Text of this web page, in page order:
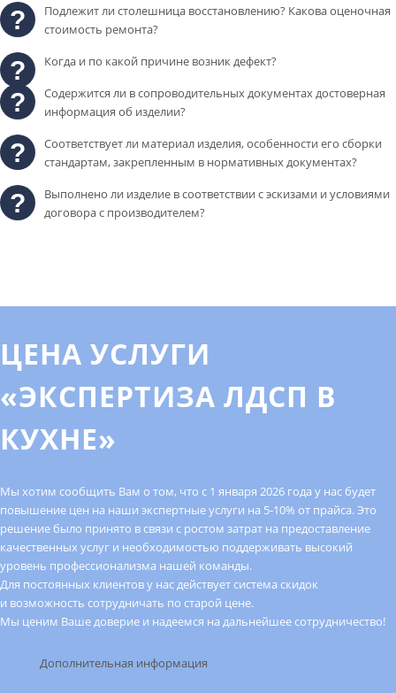
Подлежит ли столешница восстановлению? Какова оценочная
стоимость ремонта?
Когда и по какой причине возник дефект?
Содержится ли в сопроводительных документах достоверная
информация об изделии?
Соответствует ли материал изделия, особенности его сборки
стандартам, закрепленным в нормативных документах?
Выполнено ли изделие в соответствии с эскизами и условиями
договора с производителем?
ЦЕНА УСЛУГИ
«ЭКСПЕРТИЗА ЛДСП В
КУХНЕ»
Мы хотим сообщить Вам о том, что с 1 января 2026 года у нас будет
повышение цен на наши экспертные услуги на 5-10% от прайса. Это
решение было принято в связи с ростом затрат на предоставление
качественных услуг и необходимостью поддерживать высокий
уровень профессионализма нашей команды.
Для постоянных клиентов у нас действует система скидок
и возможность сотрудничать по старой цене.
Мы ценим Ваше доверие и надеемся на дальнейшее сотрудничество!
Дополнительная информация